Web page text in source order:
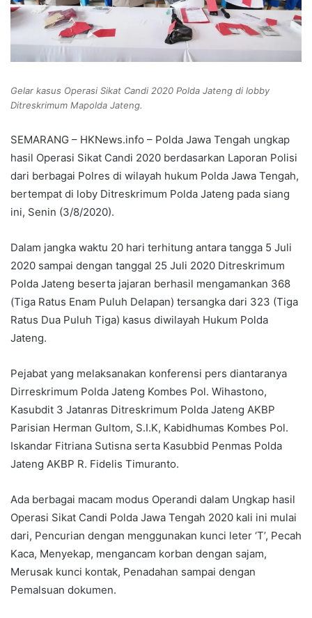
Gelar kasus Operasi Sikat Candi 2020 Polda Jateng di lobby
Ditreskrimum Mapolda Jateng.
SEMARANG – HKNews.info – Polda Jawa Tengah ungkap
hasil Operasi Sikat Candi 2020 berdasarkan Laporan Polisi
dari berbagai Polres di wilayah hukum Polda Jawa Tengah,
bertempat di loby Ditreskrimum Polda Jateng pada siang
ini, Senin (3/8/2020).
Dalam jangka waktu 20 hari terhitung antara tangga 5 Juli
2020 sampai dengan tanggal 25 Juli 2020 Ditreskrimum
Polda Jateng beserta jajaran berhasil mengamankan 368
(Tiga Ratus Enam Puluh Delapan) tersangka dari 323 (Tiga
Ratus Dua Puluh Tiga) kasus diwilayah Hukum Polda
Jateng.
Pejabat yang melaksanakan konferensi pers diantaranya
Dirreskrimum Polda Jateng Kombes Pol. Wihastono,
Kasubdit 3 Jatanras Ditreskrimum Polda Jateng AKBP
Parisian Herman Gultom, S.I.K, Kabidhumas Kombes Pol.
Iskandar Fitriana Sutisna serta Kasubbid Penmas Polda
Jateng AKBP R. Fidelis Timuranto.
Ada berbagai macam modus Operandi dalam Ungkap hasil
Operasi Sikat Candi Polda Jawa Tengah 2020 kali ini mulai
dari, Pencurian dengan menggunakan kunci leter ‘T’, Pecah
Kaca, Menyekap, mengancam korban dengan sajam,
Merusak kunci kontak, Penadahan sampai dengan
Pemalsuan dokumen.